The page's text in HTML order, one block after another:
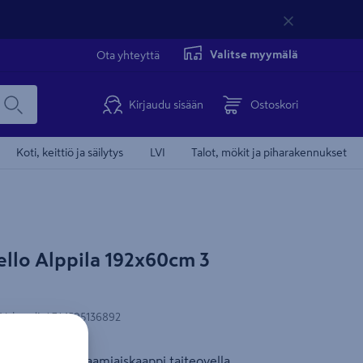
Ota yhteyttä Valitse myymälä
Kirjaudu sisään Ostoskori
Koti, keittiö ja säilytys LVI Talot, mökit ja piharakennukset
kohdentamisevästeiden
nähdäksesi videon.
Alppila 192x60cm 3
koodi:4741595136892